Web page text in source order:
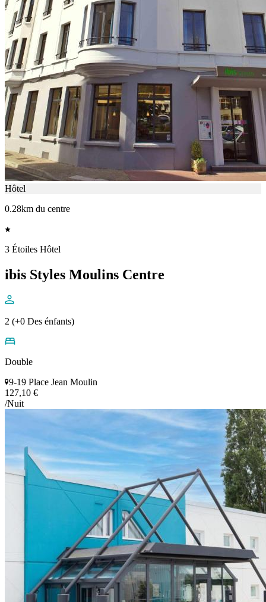
Hôtel
0.28km du centre
3 Étoiles Hôtel
ibis Styles Moulins Centre
2 (+0 Des énfants)
Double
9-19 Place Jean Moulin
127,10 €
/Nuit